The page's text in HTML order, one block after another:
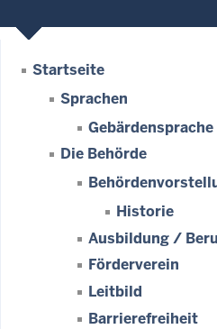
Startseite
Sprachen
Gebärdensprache
Die Behörde
Historie
Ausbildung /
Förderverein
Leitbild
Barrierefreiheit